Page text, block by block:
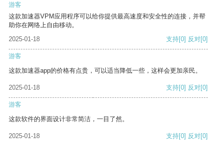
游客
这款加速器VPM应用程序可以给你提供最高速度和安全性的连接，并帮
助你在网络上自由移动。
2025-01-18
支持[0] 反对[0]
游客
这款加速器app的价格有点贵，可以适当降低一些，这样会更加亲民。
2025-01-18 支持[0] 反对[0]
游客
这款软件的界面设计非常简洁，一目了然。
2025-01-18 支持[0] 反对[0]